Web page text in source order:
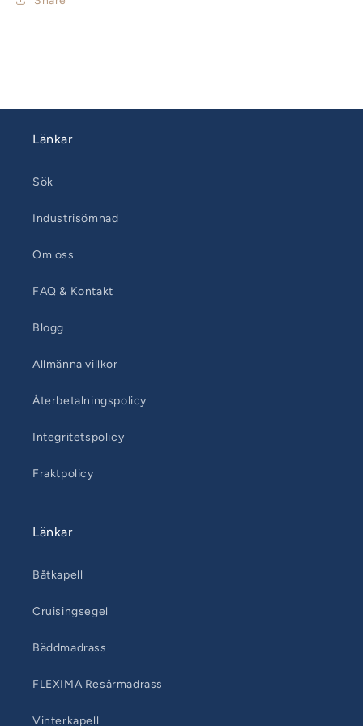
Länkar
Sök
Industrisömnad
Om oss
FAQ & Kontakt
Blogg
Allmänna villkor
Återbetalningspolicy
Integritetspolicy
Fraktpolicy
Länkar
Båtkapell
Cruisingsegel
Bäddmadrass
FLEXIMA Resårmadrass
Vinterkapell